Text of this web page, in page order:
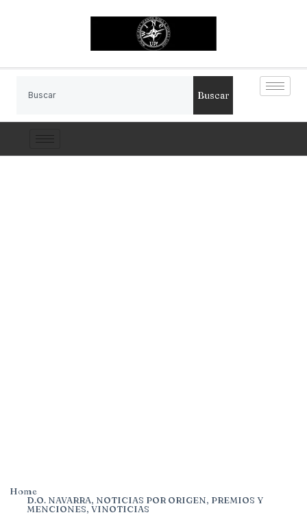
Buscar
Home
D.O. NAVARRA, NOTICIAS POR ORIGEN, PREMIOS Y
MENCIONES, VINOTICIAS